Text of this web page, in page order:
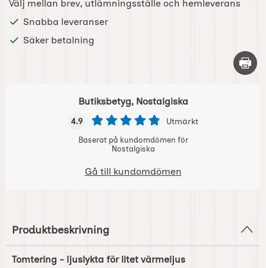
Välj mellan brev, utlämningsställe och hemleverans
Snabba leveranser
Säker betalning
Skriv
Butiksbetyg, Nostalgiska
4.9 Utmärkt
Baserat på kundomdömen för
Nostalgiska
Gå till kundomdömen
Produktbeskrivning
Tomtering - ljuslykta för litet värmeljus